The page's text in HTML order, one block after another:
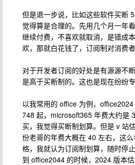
但是退一步说，比如这些软件买断
觉得算是合理的。先用几个月一年
继续付费，不喜欢就取消，是错成
欢，那就白花钱了，订阅制对消费
对于开发者订阅的好处是有源源不
是高于买断制的。这也是现在纷纷
以我常用的 office 为例，
748 起，microsoft365 年费大约是
买，我觉得买断制划算。但是 v 站
份老哥的年费大概在 40 左右，这
格，我就认为订阅制划算，随时停
到 office2044 的时候，2024 版本